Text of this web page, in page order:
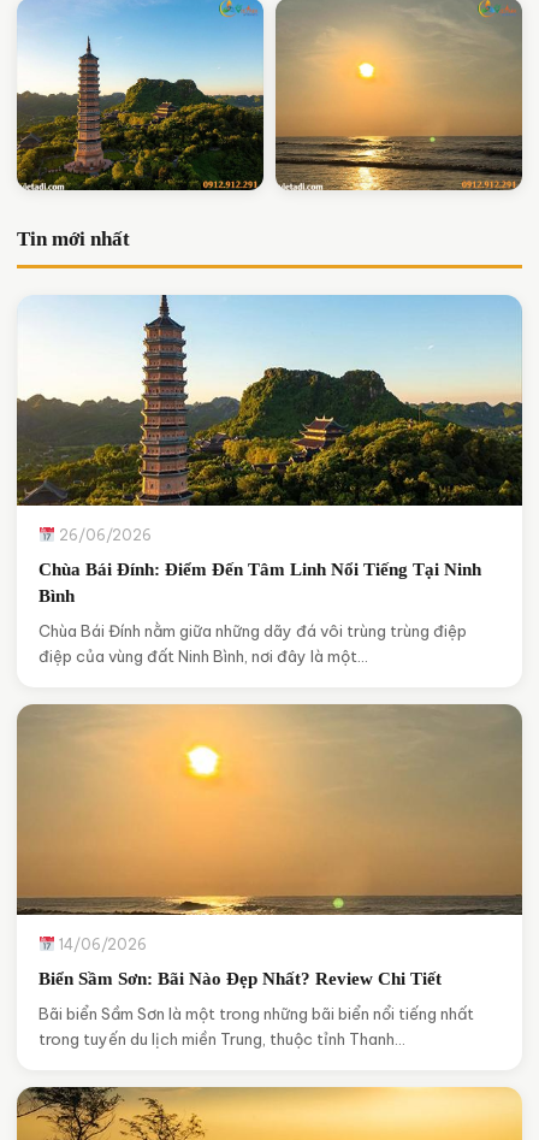
Tâm Linh Nổi Tiếng Tại
Ninh Bình
Tiết
Tin mới nhất
26/06/2026
Chùa Bái Đính: Điểm Đến Tâm Linh Nổi Tiếng Tại Ninh
Bình
Chùa Bái Đính nằm giữa những dãy đá vôi trùng trùng điệp
điệp của vùng đất Ninh Bình, nơi đây là một…
14/06/2026
Biển Sầm Sơn: Bãi Nào Đẹp Nhất? Review Chi Tiết
Bãi biển Sầm Sơn là một trong những bãi biển nổi tiếng nhất
trong tuyến du lịch miền Trung, thuộc tỉnh Thanh…